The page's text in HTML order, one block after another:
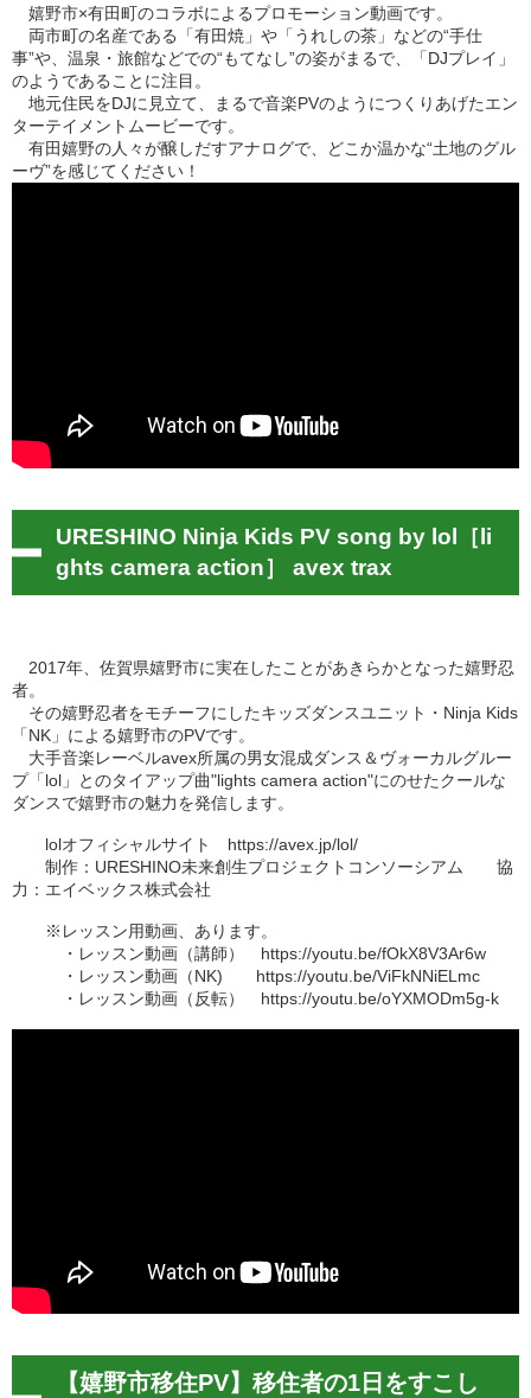
嬉野市×有田町のコラボによるプロモーション動画です。
両市町の名産である「有田焼」や「うれしの茶」などの“手仕
事”や、温泉・旅館などでの“もてなし”の姿がまるで、「DJプレイ」
のようであることに注目。
地元住民をDJに見立て、まるで音楽PVのようにつくりあげたエン
ターテイメントムービーです。
有田嬉野の人々が醸しだすアナログで、どこか温かな“土地のグル
ーヴ”を感じてください！
URESHINO Ninja Kids PV song by lol［li
ghts camera action］ avex trax
2017年、佐賀県嬉野市に実在したことがあきらかとなった嬉野忍
者。
その嬉野忍者をモチーフにしたキッズダンスユニット・Ninja Kids
「NK」による嬉野市のPVです。
大手音楽レーベルavex所属の男女混成ダンス＆ヴォーカルグルー
プ「lol」とのタイアップ曲"lights camera action"にのせたクールな
ダンスで嬉野市の魅力を発信します。
lolオフィシャルサイト https://avex.jp/lol/
制作：URESHINO未来創生プロジェクトコンソーシアム 協
力：エイベックス株式会社
※レッスン用動画、あります。
・レッスン動画（講師） https://youtu.be/fOkX8V3Ar6w
・レッスン動画（NK) https://youtu.be/ViFkNNiELmc
・レッスン動画（反転） https://youtu.be/oYXMODm5g-k
【嬉野市移住PV】移住者の1日をすこし